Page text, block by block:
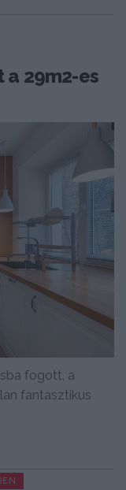
a 29m2-es
fogott, a
fantasztikus